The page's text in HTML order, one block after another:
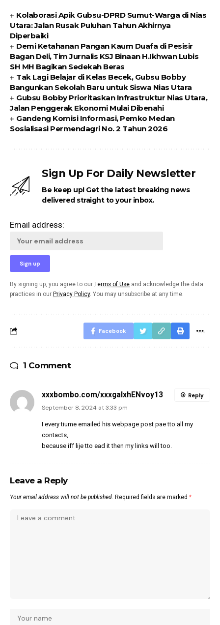
Kolaborasi Apik Gubsu-DPRD Sumut-Warga di Nias
Utara: Jalan Rusak Puluhan Tahun Akhirnya
Diperbaiki
Demi Ketahanan Pangan Kaum Duafa di Pesisir
Bagan Deli, Tim Jurnalis KSJ Binaan H.Ikhwan Lubis
SH MH Bagikan Sedekah Beras
Tak Lagi Belajar di Kelas Becek, Gubsu Bobby
Bangunkan Sekolah Baru untuk Siswa Nias Utara
Gubsu Bobby Prioritaskan Infrastruktur Nias Utara,
Jalan Penggerak Ekonomi Mulai Dibenahi
Gandeng Komisi Informasi, Pemko Medan
Sosialisasi Permendagri No. 2 Tahun 2026
Sign Up For Daily Newsletter
Be keep up! Get the latest breaking news
delivered straight to your inbox.
Email address:
By signing up, you agree to our Terms of Use and acknowledge the data
practices in our Privacy Policy. You may unsubscribe at any time.
Facebook
1 Comment
xxxbombo.com/xxxgalxhENvoy13
September 8, 2024 at 3:33 pm
I every tiume emailed his webpage post pae tto all my
contacts,
because iff lije tto ead it then my links will too.
Reply
Leave a Reply
Your email address will not be published. Required fields are marked *